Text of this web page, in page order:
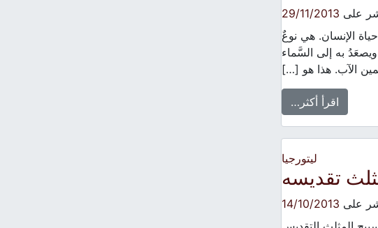
على 29/11/2013
حياة الإنسان. هي نوعٌ
به إلى السَّماء
الآب. هذا هو […]
اقرأ أكثر…
ليتورجيا
تقديسه
على 14/10/2013